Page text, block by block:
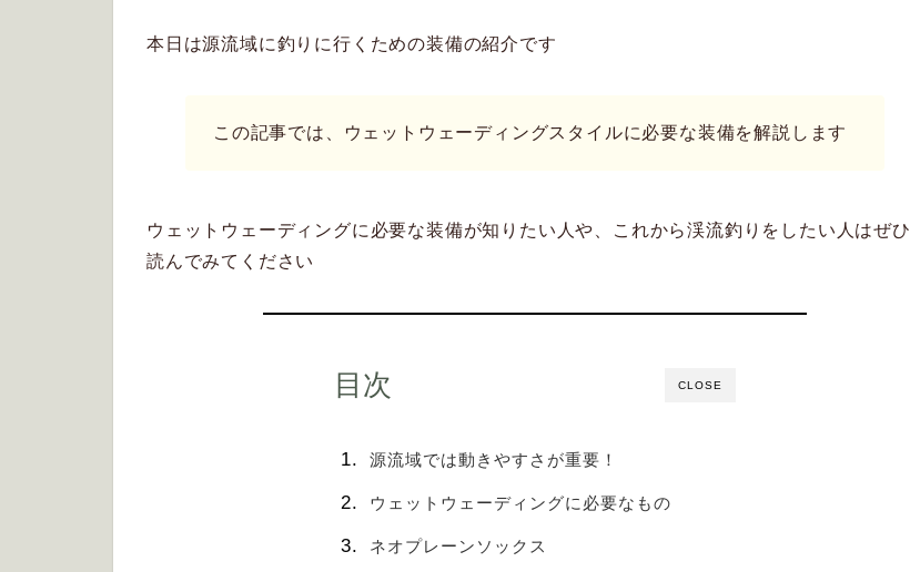
本日は源流域に釣りに行くための装備の紹介です
この記事では、ウェットウェーディングスタイルに必要な装備を解説します
ウェットウェーディングに必要な装備が知りたい人や、これから渓流釣りをしたい人はぜひ
読んでみてください
CLOSE
目次
源流域では動きやすさが重要！
ウェットウェーディングに必要なもの
ネオプレーンソックス